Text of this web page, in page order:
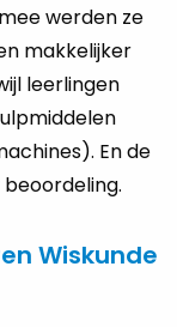
werden ze
makkelijker
leerlingen
En de
Wiskunde